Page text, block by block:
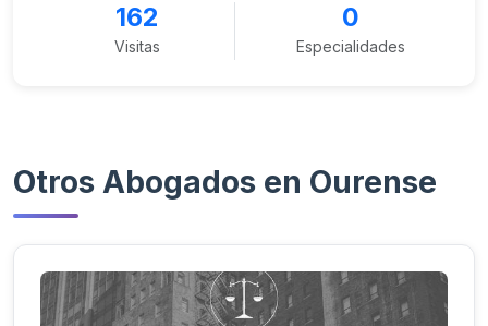
162
Visitas
0
Especialidades
Otros Abogados en Ourense